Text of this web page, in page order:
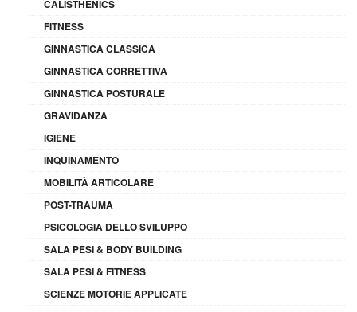
CALISTHENICS
FITNESS
GINNASTICA CLASSICA
GINNASTICA CORRETTIVA
GINNASTICA POSTURALE
GRAVIDANZA
IGIENE
INQUINAMENTO
MOBILITÀ ARTICOLARE
POST-TRAUMA
PSICOLOGIA DELLO SVILUPPO
SALA PESI & BODY BUILDING
SALA PESI & FITNESS
SCIENZE MOTORIE APPLICATE